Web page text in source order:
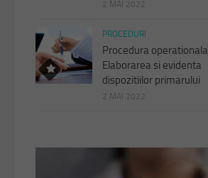
2 MAI 2022
PROCEDURI
Procedura operationala
Elaborarea si evidenta
dispozitiilor primarului
2 MAI 2022